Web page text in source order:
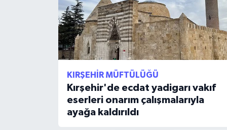
KIRŞEHIR MÜFTÜLÜĞÜ
Kırşehir'de ecdat yadigarı vakıf
eserleri onarım çalışmalarıyla
ayağa kaldırıldı
Kahramanmaraş Müftülüğü
Karabük Müftülüğü
Karaman Müftülüğü
Kars Müftülüğü